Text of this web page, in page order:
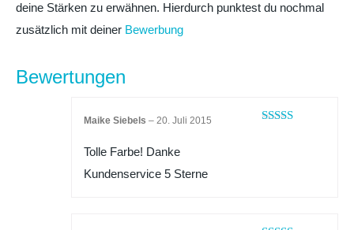
deine Stärken zu erwähnen. Hierdurch punktest du nochmal
zusätzlich mit deiner Bewerbung
Bewertungen
Maike Siebels – 20. Juli 2015
Tolle Farbe! Danke
Kundenservice 5 Sterne